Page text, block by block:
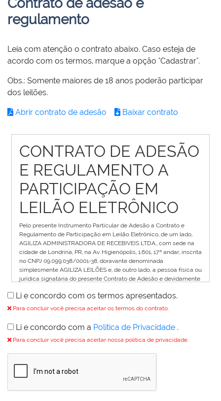
regulamento
Leia com atenção o contrato abaixo. Caso esteja de
acordo com os termos, marque a opção "Cadastrar".
Obs.: Somente maiores de 18 anos poderão participar
dos leilões.
Abrir contrato de adesão Baixar contrato
CONTRATO DE ADESÃO
E REGULAMENTO A
PARTICIPAÇÃO EM
LEILÃO ELETRÔNICO
Pelo presente Instrumento Particular de Adesão a Contrato e
Regulamento de Participação em Leilão Eletrônico, de um lado,
AGILIZA ADMINISTRADORA DE RECEBIVEIS LTDA., com sede na
cidade de Londrina, PR, na Av. Higienópolis, 1.601, 17º andar, inscrita
no CNPJ 09.099.038/0001-38, doravante denominada
simplesmente AGILIZA LEILÕES e, de outro lado, a pessoa física ou
jurídica signatária do presente Contrato de Adesão e devidamente
fica fazendo parte integrante do presente Termo como Anexo I,
doravante denominado simplesmente USUÁRIO, estabelecem o
leilão eletrônico que descreve os termos e condições para a
participação do usuário nos leilões eletrônicos disponíveis no site
da Agiliza Leilões.
1. DO CADASTRO
Para participar do Leilão Eletrônico o Usuário deverá,
Li e concordo com os termos apresentados.
Para concluir você precisa aceitar os termos do contrato.
Li e concordo com a Política de Privacidade .
Para concluir você precisa aceitar nossa política de privacidade.